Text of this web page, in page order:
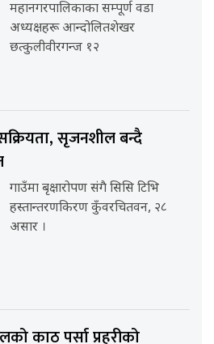
महानगरपालिकाका सम्पूर्ण वडा
अध्यक्षहरू आन्दोलितशेखर
छत्कुलीवीरगन्ज १२
सृजनशील बन्दै
गाउँमा बृक्षारोपण संगै सिसि टिभि
हस्तान्तरणकिरण कुँवरचितवन, २८
असार ।
काठ पर्सा प्रहरीको